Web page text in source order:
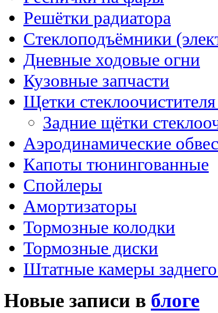
Решётки радиатора
Стеклоподъёмники
Дневные ходовые огни
Кузовные запчасти
Щетки
Задние щётки
Аэродинамические
Капоты тюнингованные
Спойлеры
Амортизаторы
Тормозные колодки
Тормозные диски
Штатные камеры
Новые записи в блоге